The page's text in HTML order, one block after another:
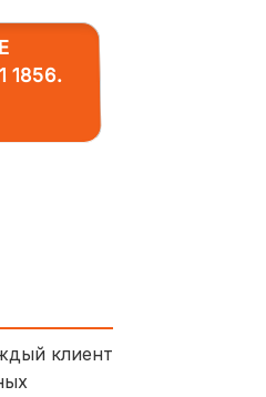
1856.
клиент